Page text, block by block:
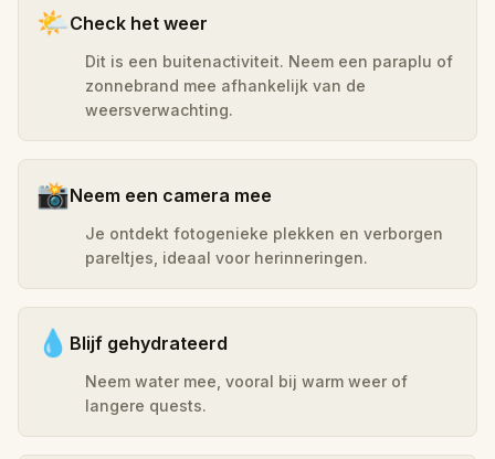
🌤️Check het weer
Dit is een buitenactiviteit. Neem een paraplu of
zonnebrand mee afhankelijk van de
weersverwachting.
📸Neem een camera mee
Je ontdekt fotogenieke plekken en verborgen
pareltjes, ideaal voor herinneringen.
💧 Blijf gehydrateerd
Neem water mee, vooral bij warm weer of
langere quests.